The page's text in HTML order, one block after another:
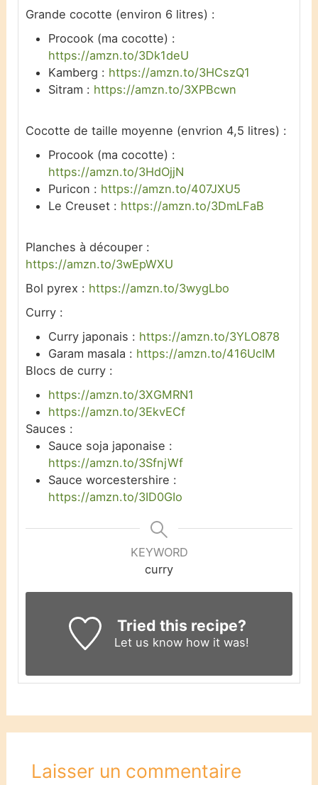
Grande cocotte (environ 6 litres) :
Procook (ma cocotte) :
https://amzn.to/3Dk1deU
Kamberg : https://amzn.to/3HCszQ1
Sitram : https://amzn.to/3XPBcwn
Cocotte de taille moyenne (envrion 4,5 litres) :
Procook (ma cocotte) :
https://amzn.to/3HdOjjN
Puricon : https://amzn.to/407JXU5
Le Creuset : https://amzn.to/3DmLFaB
Planches à découper :
https://amzn.to/3wEpWXU
Bol pyrex : https://amzn.to/3wygLbo
Curry :
Curry japonais : https://amzn.to/3YLO878
Garam masala : https://amzn.to/416UcIM
Blocs de curry :
https://amzn.to/3XGMRN1
https://amzn.to/3EkvECf
Sauces :
Sauce soja japonaise :
https://amzn.to/3SfnjWf
Sauceworcestershire :
https://amzn.to/3ID0GIo
KEYWORD
curry
Tried this recipe?
Let us know how it was!
Laisser un commentaire